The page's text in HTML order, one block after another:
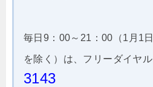
毎日9：00～21：00（1月1
を除く）は、フリーダイヤル
3143